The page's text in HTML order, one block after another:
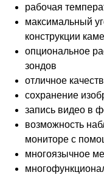
рабочая
максимальный
конструкции
опциональное
зондов
отличное
сохранение
запись видео в
возможность
мониторе с
многоязычное